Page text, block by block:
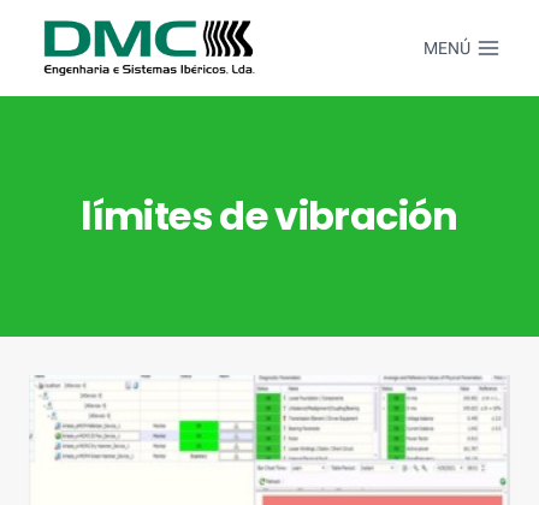
Contenido
MENÚ
límites de vibración